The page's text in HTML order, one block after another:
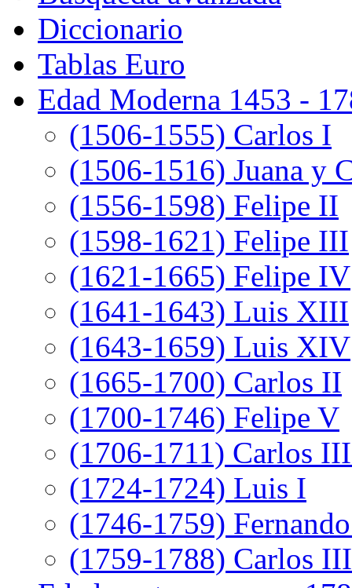
Diccionario
Tablas Euro
Edad Moderna 1453 -
(1506-1555) Carlos I
(1506-1516) Juana y
(1556-1598) Felipe II
(1598-1621) Felipe III
(1621-1665) Felipe IV
(1641-1643) Luis XIII
(1643-1659) Luis XIV
(1665-1700) Carlos II
(1700-1746) Felipe V
(1706-1711) Carlos
(1724-1724) Luis I
(1746-1759)
(1759-1788) Carlos III